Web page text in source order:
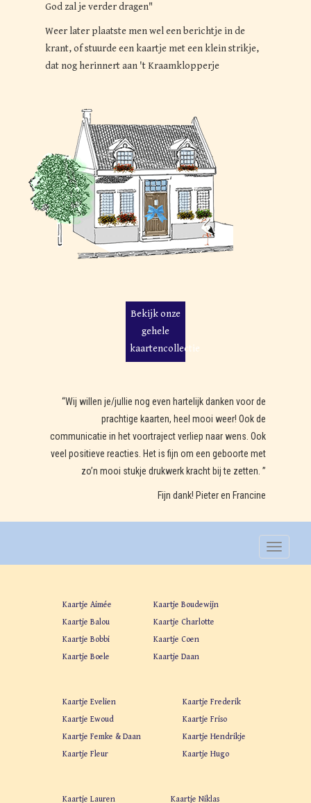
God zal je verder dragen
Weer later plaatste men wel een berichtje in de
krant, of stuurde een kaartje met een klein strikje,
dat nog herinnert aan 't Kraamklopperje
Bekijk onze
gehele
kaartencollectie
“Wij willen je/jullie nog even hartelijk danken voor de
prachtige kaarten, heel mooi weer! Ook de
communicatie in het voortraject verliep naar wens. Ook
veel positieve reacties. Het is fijn om een geboorte met
zo’n mooi stukje drukwerk kracht bij te zetten. ”
Fijn dank! Pieter en Francine
Kaartje Aimée
Kaartje Balou
Kaartje Bobbi
Kaartje Boele
Kaartje Boudewijn
Kaartje Charlotte
Kaartje Coen
Kaartje Daan
Kaartje Evelien
Kaartje Ewoud
Kaartje Femke & Daan
Kaartje Fleur
Kaartje Frederik
Kaartje Friso
Kaartje Hendrikje
Kaartje Hugo
Kaartje Lauren Kaartje Niklas